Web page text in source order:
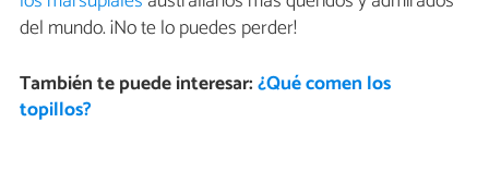
del mundo. ¡No te lo puedes perder!
También te puede interesar:¿Qué comen los
topillos?